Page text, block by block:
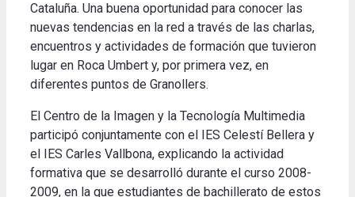
Cataluña. Una buena oportunidad para conocer las
nuevas tendencias en la red a través de las charlas,
encuentros y actividades de formación que tuvieron
lugar en Roca Umbert y, por primera vez, en
diferentes puntos de Granollers.
El Centro de la Imagen y la Tecnología Multimedia
participó conjuntamente con el IES Celestí Bellera y
el IES Carles Vallbona, explicando la actividad
formativa que se desarrolló durante el curso 2008-
2009, en la que estudiantes de bachillerato de estos